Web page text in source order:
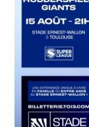
France U17 – 2 Olympiens
l’Angleterre
11 juillet 2024